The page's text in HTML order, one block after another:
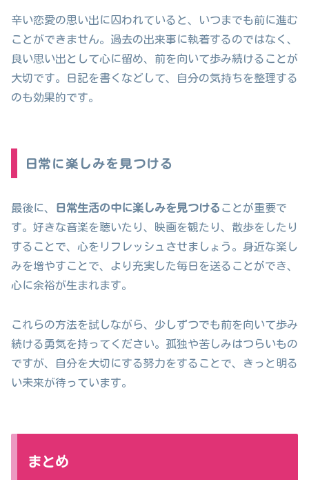
辛い恋愛の思い出に囚われていると、いつまでも前に進む
ことができません。過去の出来事に執着するのではなく、
良い思い出として心に留め、前を向いて歩み続けることが
大切です。日記を書くなどして、自分の気持ちを整理する
のも効果的です。
日常に楽しみを見つける
最後に、 日常生活の中に楽しみを見つける ことが重要で
す。好きな音楽を聴いたり、映画を観たり、散歩をしたり
することで、心をリフレッシュさせましょう。身近な楽し
みを増やすことで、より充実した毎日を送ることができ、
心に余裕が生まれます。
これらの方法を試しながら、少しずつでも前を向いて歩み
続ける勇気を持ってください。孤独や苦しみはつらいもの
ですが、自分を大切にする努力をすることで、きっと明る
い未来が待っています。
まとめ